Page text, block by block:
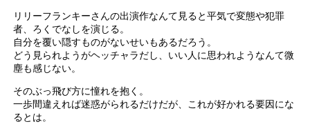
リリーフランキーさんの出演作なんて見ると平気で変態や犯罪
者、ろくでなしを演じる。
自分を覆い隠すものがないせいもあるだろう。
どう見られようがヘッチャラだし、いい人に思われようなんて微
塵も感じない。
そのぶっ飛び方に憧れを抱く。
一歩間違えれば迷惑がられるだけだが、これが好かれる要因にな
るとは。